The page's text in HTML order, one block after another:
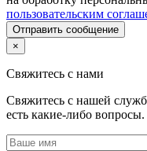
пользовательским
Отправить сообщение
×
Свяжитесь с нами
Свяжитесь с нашей
есть какие-либо вопросы.